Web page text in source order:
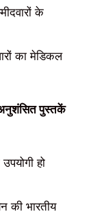
के
का मेडिकल
पुस्तकें
हो
की भारतीय